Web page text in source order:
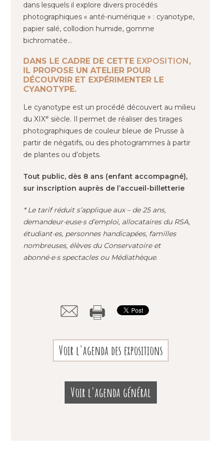
dans lesquels il explore divers procédés
photographiques « anté-numérique » : cyanotype,
papier salé, collodion humide, gomme
bichromatée…
DANS LE CADRE DE CETTE EXPOSITION ,
IL PROPOSE UN ATELIER POUR
DÉCOUVRIR ET EXPÉRIMENTER LE
CYANOTYPE.
Le cyanotype est un procédé découvert au milieu
du XIX° siècle. Il permet de réaliser des tirages
photographiques de couleur bleue de Prusse à
partir de négatifs, ou des photogrammes à partir
de plantes ou d’objets.
Tout public, dès 8 ans (enfant accompagné),
sur inscription auprès de l’accueil-billetterie
* Le tarif réduit s’applique aux – de 25 ans,
demandeur·euse·s d’emploi, allocataires du RSA,
étudiant·es, personnes handicapées, familles
nombreuses, élèves du Conservatoire et
abonné·e·s spectacles ou Médiathèque.
Voir l'agenda des expositions
Voir l'agenda général